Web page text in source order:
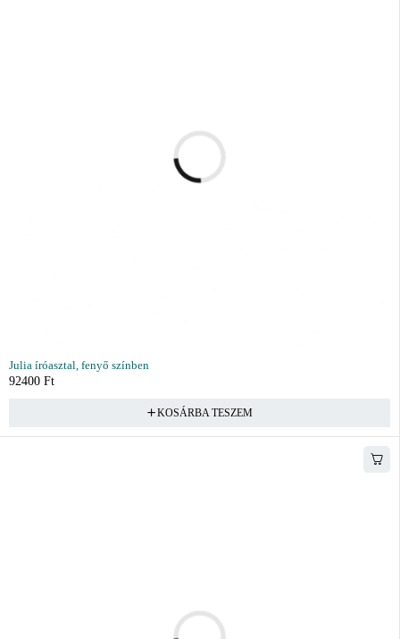
Julia íróasztal, fenyő színben
92400 Ft
KOSÁRBA TESZEM